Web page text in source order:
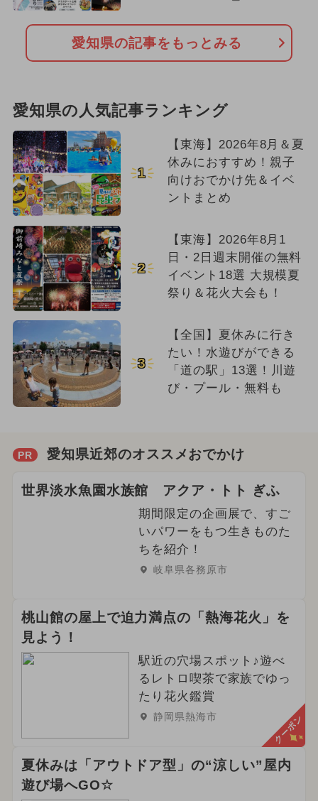
愛知県の記事をもっとみる
愛知県の人気記事ランキング
1
【東海】2026年8月＆夏
休みにおすすめ！親子
向けおでかけ先＆イベ
ントまとめ
2
【東海】2026年8月1
日・2日週末開催の無料
イベント18選 大規模夏
祭り＆花火大会も！
3
【全国】夏休みに行き
たい！水遊びができる
「道の駅」13選！川遊
び・プール・無料も
PR 愛知県近郊のオススメおでかけ
世界淡水魚園水族館 アクア・トト ぎふ
期間限定の企画展で、すご
いパワーをもつ生きものた
ちを紹介！
岐阜県各務原市
桃山館の屋上で迫力満点の「熱海花火」を
見よう！
駅近の穴場スポット♪遊べ
るレトロ喫茶で家族でゆっ
たり花火鑑賞
静岡県熱海市 クーポン
夏休みは「アウトドア型」の“涼しい”屋内
遊び場へGO☆